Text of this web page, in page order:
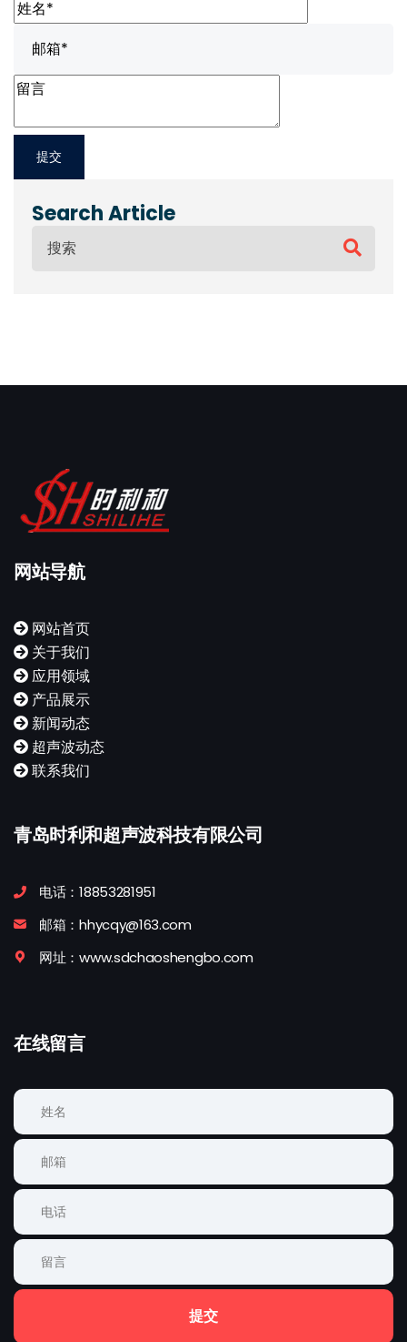
Search Article
网站导航
网站首页
关于我们
应用领域
产品展示
新闻动态
超声波动态
联系我们
青岛时利和超声波科技有限公司
电话：18853281951
邮箱：hhycqy@163.com
网址：www.sdchaoshengbo.com
在线留言
提交